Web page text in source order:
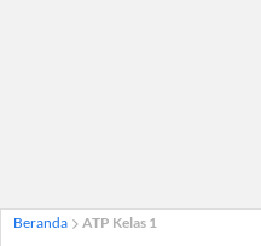
Beranda ATP Kelas 1